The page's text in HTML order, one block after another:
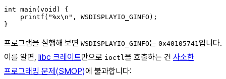
int main(void) {
    printf("%x\n", WSDISPLAYIO_GINFO);
프로그램을 실행해 보면 WSDISPLAYIO_GINFO는 0x40105741 입니다.
이를 알면, libc 크레이트만으로 ioctl 을 호출하는 건 사소한
프로그래밍 문제(SMOP)에 불과합니다: